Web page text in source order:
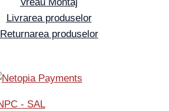
Livrarea produselor
Returnarea produselor